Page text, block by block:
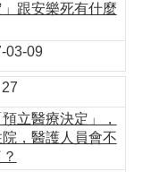
」跟安樂死有什麼
03-09
27
立醫療決定」，
，醫護人員會不